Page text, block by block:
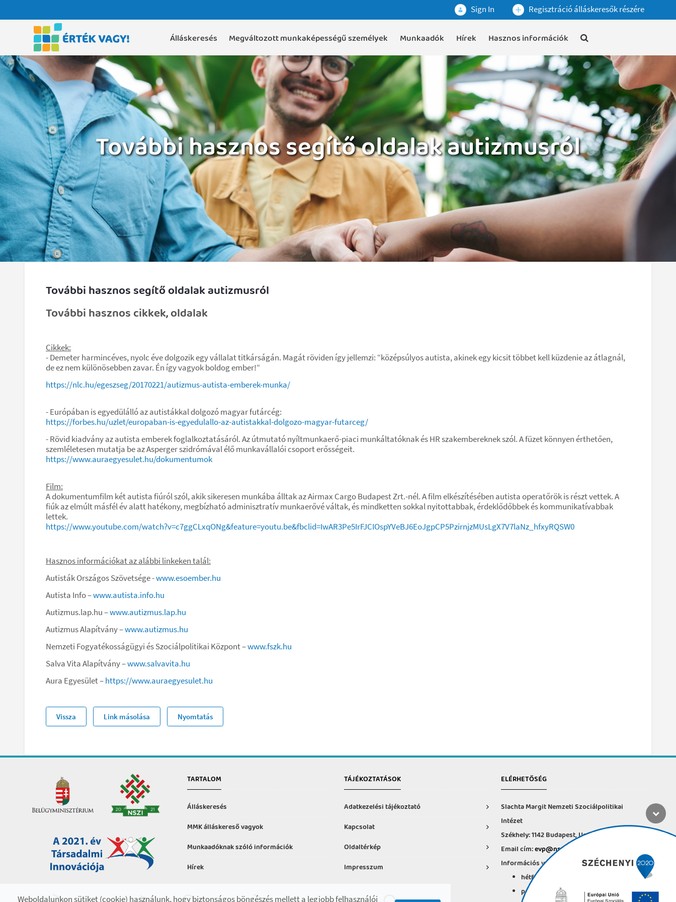
Sign In Regisztráció álláskeresők részére
Álláskeresés Megváltozott munkaképességű személyek Munkaadók Hírek Hasznos információk
További hasznos segítő oldalak autizmusról
További hasznos segítő oldalak autizmusról
További hasznos cikkek, oldalak
Cikkek:
- Demeter harmincéves, nyolc éve dolgozik egy vállalat titkárságán. Magát röviden így jellemzi: “középsúlyos autista, akinek egy kicsit többet kell küzdenie az átlagnál,
de ez nem különösebben zavar. Én így vagyok boldog ember!“
https://nlc.hu/egeszseg/20170221/autizmus-autista-emberek-munka/
- Európában is egyedülálló az autistákkal dolgozó magyar futárcég:
https://forbes.hu/uzlet/europaban-is-egyedulallo-az-autistakkal-dolgozo-magyar-futarceg/
- Rövid kiadvány az autista emberek foglalkoztatásáról. Az útmutató nyíltmunkaerő-piaci munkáltatóknak és HR szakembereknek szól. A füzet könnyen érthetően,
szemléletesen mutatja be az Asperger szidrómával élő munkavállalói csoport erősségeit.
https://www.auraegyesulet.hu/dokumentumok
Film:
A dokumentumfilm két autista fiúról szól, akik sikeresen munkába álltak az Airmax Cargo Budapest Zrt.-nél. A film elkészítésében autista operatőrök is részt vettek. A
fiúk az elmúlt másfél év alatt hatékony, megbízható adminisztratív munkaerővé váltak, és mindketten sokkal nyitottabbak, érdeklődőbbek és kommunikatívabbak
lettek.
https://www.youtube.com/watch?v=c7ggCLxqONg&feature=youtu.be&fbclid=IwAR3Pe5IrFJCIOspYVeBJ6EoJgpCP5PzirnjzMUsLgX7V7laNz_hfxyRQSW0
Hasznos információkat az alábbi linkeken talál:
Autisták Országos Szövetsége -www.esoember.hu
Autista Info –www.autista.info.hu
Autizmus.lap.hu –www.autizmus.lap.hu
Autizmus Alapítvány –www.autizmus.hu
Nemzeti Fogyatékosságügyi és Szociálpolitikai Központ –www.fszk.hu
Salva Vita Alapítvány –www.salvavita.hu
Aura Egyesület –https://www.auraegyesulet.hu
Vissza Link másolása Nyomtatás
TARTALOM
Álláskeresés
MMK álláskereső vagyok
Munkaadóknak szóló információk
Hírek
TÁJÉKOZTATÁSOK
Adatkezelési tájékoztató
Kapcsolat
Oldaltérkép
Impresszum
ELÉRHETŐSÉG
Slachta Margit Nemzeti Szociálpolitikai
Intézet
Székhely: 1142 Budapest, Ungvár u. 64-66.
Email cím:evp@nszi.hu
Információs vonal: +36 30 682-6371
hétfő-csütörtök: 8:00-16:00
péntek: 8:00-14.00
Weboldalunkon sütiket (cookie) használunk, hogy biztonságos böngészés mellett a legjobb felhasználói